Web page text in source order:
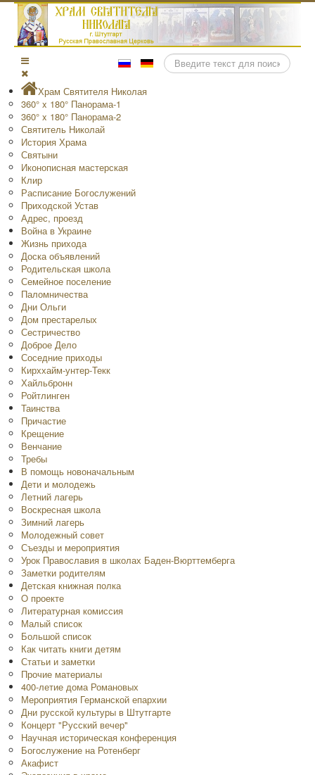
Поиск
Храм Святителя Николая
360° x 180° Панорама-1
360° x 180° Панорама-2
Святитель Николай
История Храма
Святыни
Иконописная мастерская
Клир
Расписание Богослужений
Приходской Устав
Адрес, проезд
Война в Украине
Жизнь прихода
Доска объявлений
Родительская школа
Семейное поселение
Паломничества
Дни Ольги
Дом престарелых
Сестричество
Доброе Дело
Соседние приходы
Кирххайм-унтер-Текк
Хайльбронн
Ройтлинген
Таинства
Причастие
Крещение
Венчание
Требы
В помощь новоначальным
Дети и молодежь
Летний лагерь
Воскресная школа
Зимний лагерь
Молодежный совет
Съезды и мероприятия
Урок Православия в школах Баден-Вюрттемберга
Заметки родителям
Детская книжная полка
O проекте
Литературная комиссия
Малый список
Большой список
Как читать книги детям
Статьи и заметки
Прочие материалы
400-летие дома Романовых
Мероприятия Германской епархии
Дни русской культуры в Штутгарте
Концерт "Русский вечер"
Научная историческая конференция
Богослужение на Ротенберг
Акафист